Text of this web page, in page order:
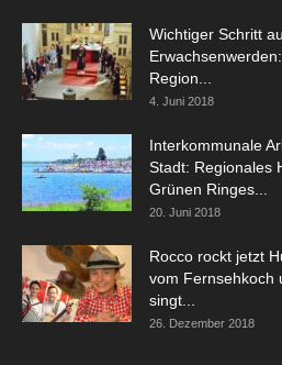
Wichtiger Schritt
Region...
4. Juni 2018
Interkommunale
Stadt: Regionales
Grünen Ringes...
20. Juni 2018
Rocco rockt jetzt
vom Fernsehkoch
singt...
26. Dezember 2018